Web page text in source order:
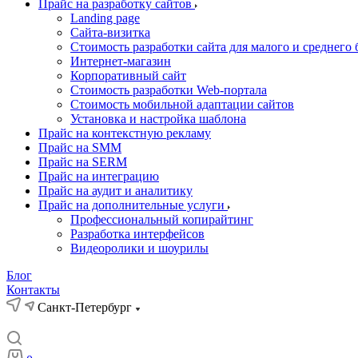
Прайс на разработку сайтов
Landing page
Cайта-визитка
Стоимость разработки сайта для малого и среднего
Интернет-магазин
Корпоративный сайт
Стоимость разработки Web-портала
Стоимость мобильной адаптации сайтов
Установка и настройка шаблона
Прайс на контекстную рекламу
Прайс на SMM
Прайс на SERM
Прайс на интеграцию
Прайс на аудит и аналитику
Прайс на дополнительные услуги
Профессиональный копирайтинг
Разработка интерфейсов
Видеоролики и шоурилы
Блог
Контакты
Санкт-Петербург